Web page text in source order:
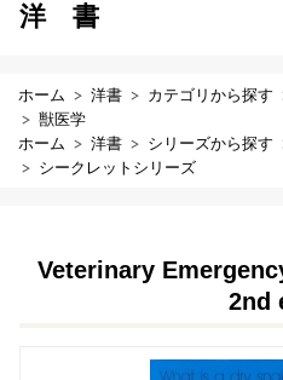
洋書
ホーム 洋書 カテゴリから探す
獣医学
ホーム
洋書 シリーズから探す
シークレットシリーズ
Veterinary
2nd